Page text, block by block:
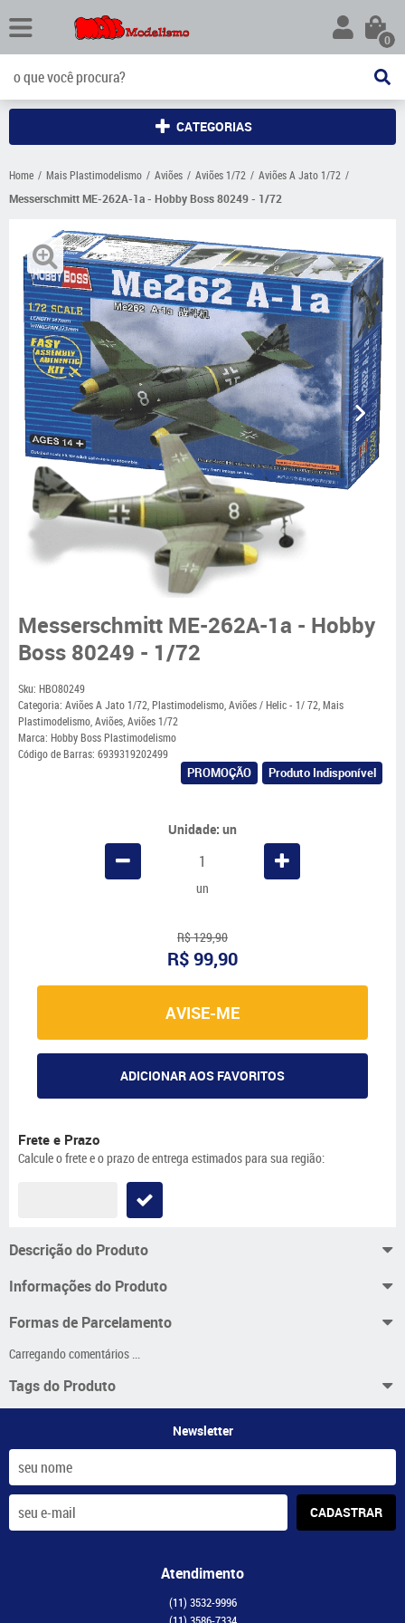
0
CATEGORIAS
Home Mais Plastimodelismo Aviões Aviões 1/72
Aviões A Jato 1/72
Messerschmitt ME-262A-1a - Hobby Boss 80249 - 1/72
Messerschmitt ME-262A-1a - Hobby
Boss 80249 - 1/72
Sku: HBO80249
Categoria: Aviões A Jato 1/72,Plastimodelismo,Aviões / Helic - 1/ 72,Mais
Plastimodelismo,Aviões,Aviões 1/72
Marca: Hobby Boss Plastimodelismo
Código de Barras: 6939319202499
PROMOÇÃO Produto Indisponível
Unidade: un
un
R$ 129,90
R$ 99,90
AVISE-ME
ADICIONAR AOS FAVORITOS
Frete e Prazo
Calcule o frete e o prazo de entrega estimados para sua região:
Descrição do Produto
Informações do Produto
Formas de Parcelamento
Carregando comentários ...
Tags do Produto
Newsletter
CADASTRAR
Atendimento
(11) 3532-9996